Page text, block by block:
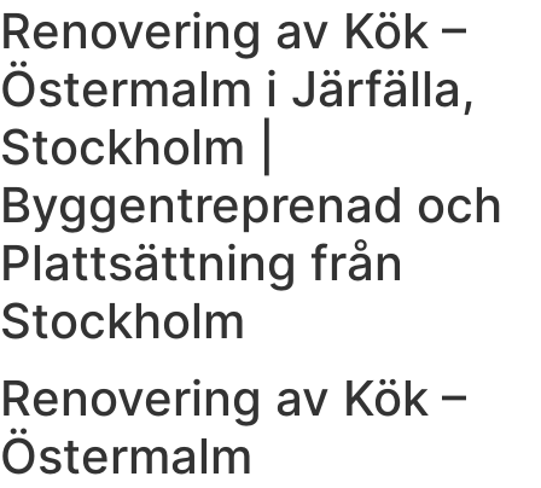
Renovering av Kök –
Östermalm i Järfälla,
Stockholm |
Byggentreprenad och
Plattsättning från
Stockholm
Renovering av Kök –
Östermalm